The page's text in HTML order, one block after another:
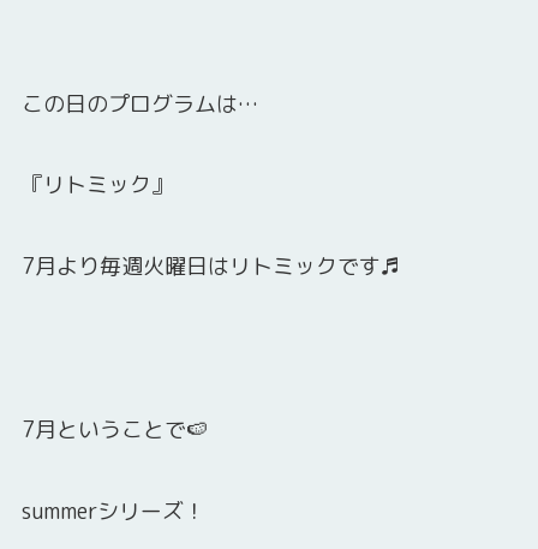
この日のプログラムは…
『リトミック』
7月より毎週火曜日はリトミックです♬
7月ということで🍉
summerシリーズ！